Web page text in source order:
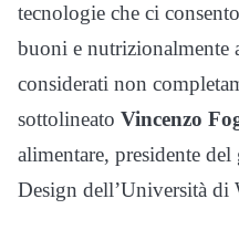
tecnologie che ci
buoni e nutrizionalmente
considerati non
sottolineato Vincenzo
alimentare, presidente
Design dell’Università di